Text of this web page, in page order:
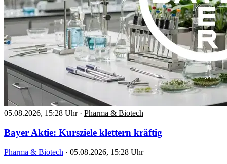
05.08.2026, 15:28 Uhr · Pharma & Biotech
Bayer Aktie: Kursziele klettern kräftig
Pharma & Biotech · 05.08.2026, 15:28 Uhr